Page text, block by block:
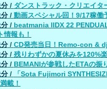
/ ダンストラック・クリエイ
/ 動画スペシャル回！9/17稼
/ beatmania IIDX 22
情報も！
/ CD発売当日！Remo-con &
/ 残りわずかの夏休みを120%
/ BEMANIが参戦したETAの振
/ 「Sota Fujimori
載！